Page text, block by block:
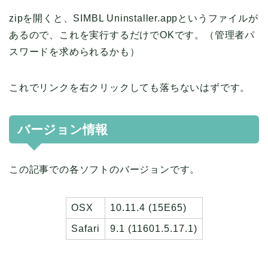
zipを開くと、SIMBL Uninstaller.appというファイルが
あるので、これを実行するだけでOKです。（管理者パ
スワードを求められるかも）
これでリンクを右クリックしても落ちないはずです。
バージョン情報
この記事での各ソフトのバージョンです。
OSX 10.11.4 (15E65)
Safari 9.1 (11601.5.17.1)